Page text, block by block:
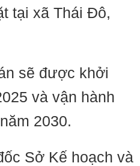
tại xã Thái Đô,
sẽ được khởi
và vận hành
2030.
Sở Kế hoạch và